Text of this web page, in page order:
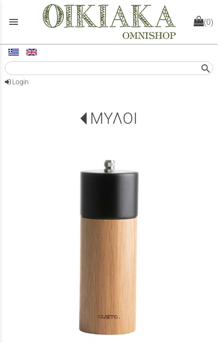
menu (0)
search
Login
ΜΥΛΟΙ